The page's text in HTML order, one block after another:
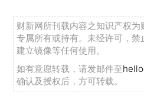
财新网所刊载内容之知识产权
专属所有或持有。未经许可，禁
建立镜像等任何使用。
如有意愿转载，请发邮件至
确认及授权后，方可转载。